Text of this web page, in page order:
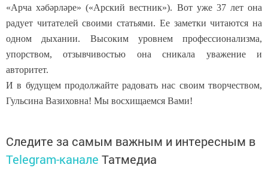
«Арча хәбәрләре» («Арский вестник»). Вот уже 37 лет она
радует читателей своими статьями. Ее заметки читаются на
одном дыхании. Высоким уровнем профессионализма,
упорством, отзывчивостью она сникала уважение и
авторитет.
И в будущем продолжайте радовать нас своим творчеством,
Гульсина Вазиховна! Мы восхищаемся Вами!
Следите за самым важным и интересным в
Telegram-канале Татмедиа